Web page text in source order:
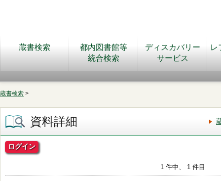
蔵書検索
都内図書館等
統合検索
ディスカバリー
サービス
レ
蔵書検索 >
資料詳細
ログイン
1 件中、 1 件目